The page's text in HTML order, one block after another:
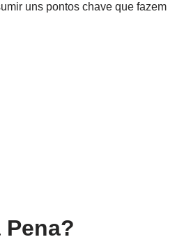
uns pontos chave que fazem